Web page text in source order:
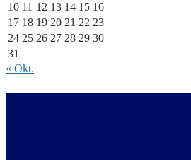
10 11 12 13 14 15 16
17 18 19 20 21 22 23
24 25 26 27 28 29 30
31
« Okt.